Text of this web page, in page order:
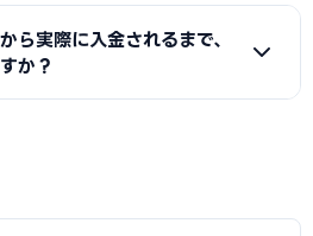
った方法です。必ず両制度の担当
い。
山商工会議所では無料相談を実施
のよろず支援拠点でも経営全般の相
ら実際に入金されるまで、
か？
、IT導入補助金で数ヶ月、ものづ
る場合があります。入金までの間
制度融資（信用保証協会の保証付